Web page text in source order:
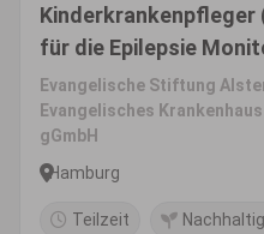
Kinderkrankenpfleger
für die Epilepsie
Station
Evangelische Stiftung
Evangelisches
gGmbH
Hamburg
Teilzeit